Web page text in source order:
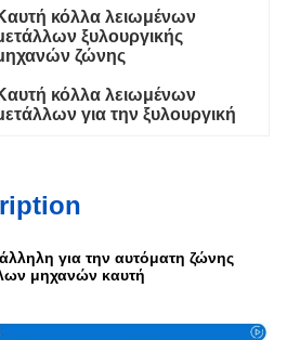
κόλλα λειωμένων
ξυλουργικής
ζώνης
κόλλα λειωμένων
για την ξυλουργική
για την αυτόματη ζώνης
μηχανών καυτή